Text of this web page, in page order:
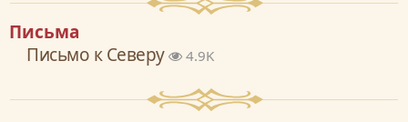
Письма
Письмо к Севeру
4.9K